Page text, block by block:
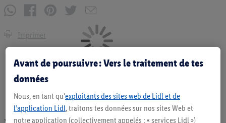
Imprimer
Avant de poursuivre : Vers le traitement de tes
données
Nous, en tant qu'exploitants des sites web de Lidl et de
l’application Lidl, traitons tes données sur nos sites Web et
notre application (collectivement appelés : « services Lidl »)